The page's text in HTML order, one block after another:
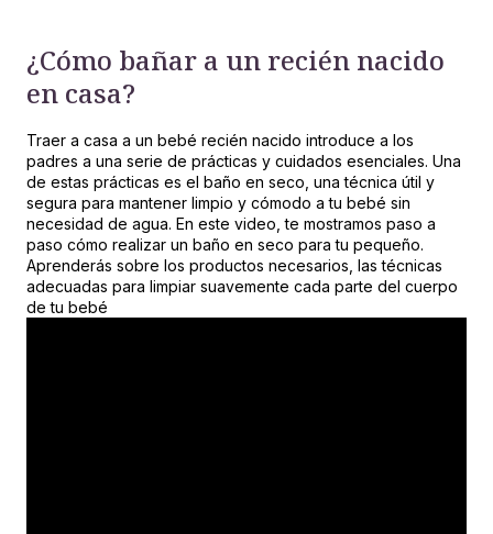
¿Cómo bañar a un recién nacido
en casa?
Traer a casa a un bebé recién nacido introduce a los
padres a una serie de prácticas y cuidados esenciales. Una
de estas prácticas es el baño en seco, una técnica útil y
segura para mantener limpio y cómodo a tu bebé sin
necesidad de agua. En este video, te mostramos paso a
paso cómo realizar un baño en seco para tu pequeño.
Aprenderás sobre los productos necesarios, las técnicas
adecuadas para limpiar suavemente cada parte del cuerpo
de tu bebé